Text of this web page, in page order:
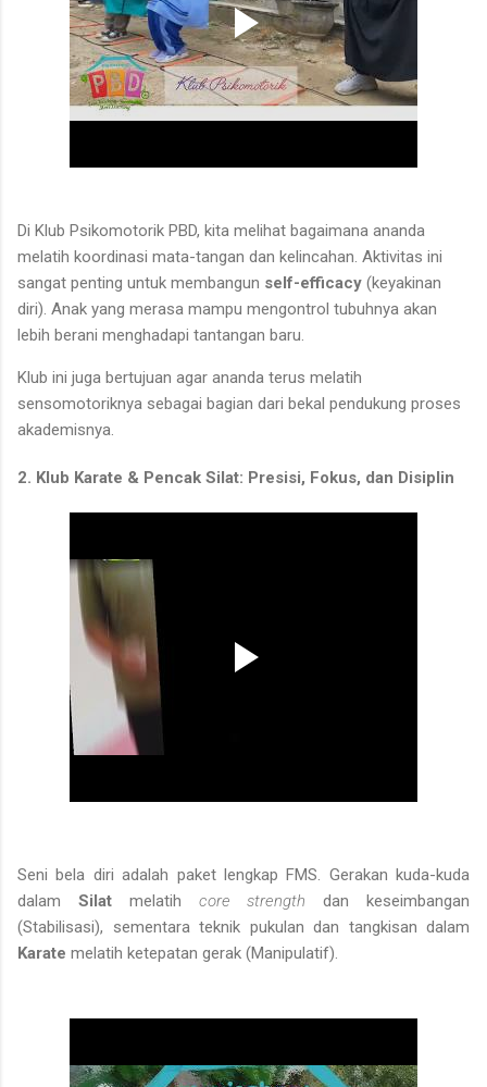
Di Klub Psikomotorik PBD, kita melihat bagaimana ananda
melatih koordinasi mata-tangan dan kelincahan. Aktivitas ini
sangat penting untuk membangun self-efficacy (keyakinan
diri). Anak yang merasa mampu mengontrol tubuhnya akan
lebih berani menghadapi tantangan baru.
Klub ini juga bertujuan agar ananda terus melatih
sensomotoriknya sebagai bagian dari bekal pendukung proses
akademisnya.
2. Klub Karate & Pencak Silat: Presisi, Fokus, dan Disiplin
Seni bela diri adalah paket lengkap FMS. Gerakan kuda-kuda
dalam Silatmelatih core strength dan keseimbangan
(Stabilisasi), sementara teknik pukulan dan tangkisan dalam
Karate melatih ketepatan gerak (Manipulatif).